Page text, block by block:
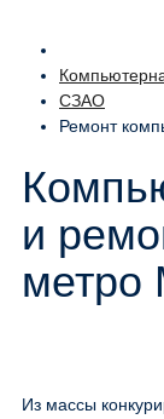
СЗАО
Ремонт
и
метро
Из массы